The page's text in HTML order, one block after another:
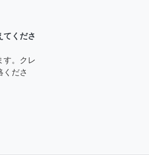
てくださ
す。クレ
くださ